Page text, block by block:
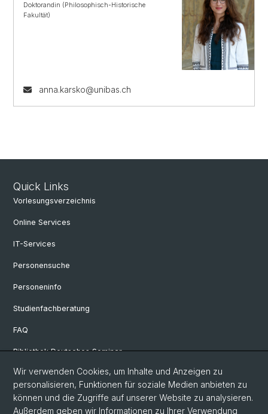
Doktorandin (Philosophisch-Historische
Fakultät)
anna.karsko@unibas.ch
Quick Links
Vorlesungsverzeichnis
Online Services
IT-Services
Personensuche
Personeninfo
Studienfachberatung
FAQ
Bibliothek Deutsches Seminar
Neuere deutsche Literaturwissenschaft
Germanistische Mediävistik
Wir verwenden Cookies, um Inhalte und Anzeigen zu
personalisieren, Funktionen für soziale Medien anbieten zu
können und die Zugriffe auf unserer Website zu analysieren.
Außerdem geben wir Informationen zu Ihrer Verwendung